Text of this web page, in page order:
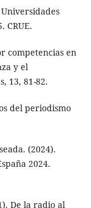
CRUE.
competencias en
y el
13, 81-82.
del periodismo
(2024).
2024.
De la radio al